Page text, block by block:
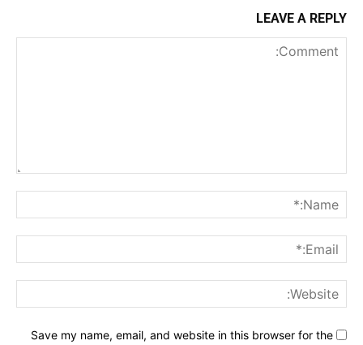
LEAVE A REPLY
Save my name, email, and website in this browser for the